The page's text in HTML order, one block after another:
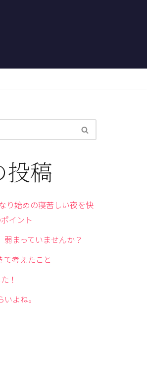
投稿
り始めの寝苦しい夜を快
イント
弱まっていませんか？
て考えたこと
！
よね。